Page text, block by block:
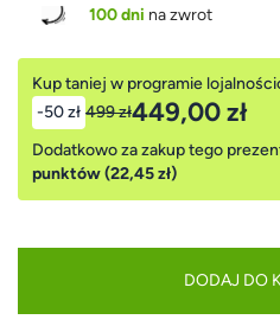
100 dni na zwrot
Kup taniej w programie
-50 zł 499 zł449,00 zł
Dodatkowo za zakup tego
punktów (22,45 zł)
DODAJ DO